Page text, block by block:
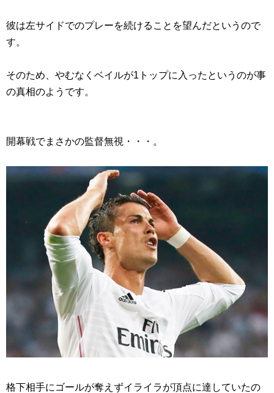
彼は左サイドでのプレーを続けることを望んだというので
す。
そのため、やむなくベイルが1トップに入ったというのが事
の真相のようです。
開幕戦でまさかの監督無視・・・。
格下相手にゴールが奪えずイライラが頂点に達していたの